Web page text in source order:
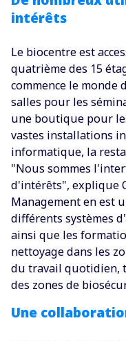
intérêts
Le biocentre est
quatrième des 15
commence le monde
salles pour les
une boutique pour
vastes installations
informatique, la
"Nous sommes
d'intérêts", explique
Management en est
différents systèmes
ainsi que les
nettoyage dans les
du travail quotidien,
des zones de
Une